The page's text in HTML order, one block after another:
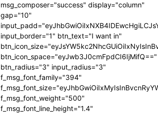
msg_composer="success" display="column"
gap="10"
input_border="1" btn_text="I want in"
btn_icon_space="eyJwb3J0cmFpdCI6IjMifQ=="
btn_radius="3" input_radius="3"
f_msg_font_family="394"
f_msg_font_weight="500"
f_msg_font_line_height="1.4"